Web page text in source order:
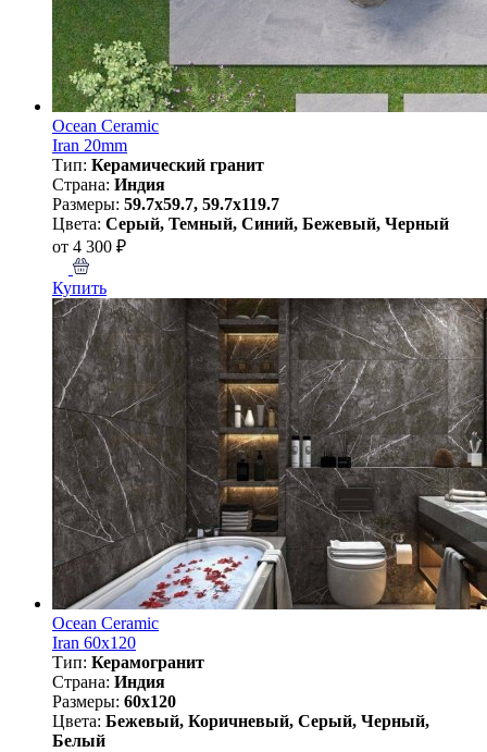
Ocean Ceramic
Iran 20mm
Тип: Керамический гранит
Страна: Индия
Размеры: 59.7x59.7, 59.7x119.7
Цвета: Серый, Темный, Синий, Бежевый, Черный
от 4 300 ₽
Купить
Ocean Ceramic
Iran 60х120
Тип: Керамогранит
Страна: Индия
Размеры: 60x120
Цвета: Бежевый, Коричневый, Серый, Черный,
Белый